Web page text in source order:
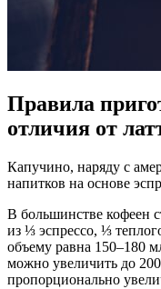
Правила
отличия от
Капучино, наряду с
напитков на основе
В большинстве кофеен
из ⅓ эспрессо, ⅓
объему равна 150–180
можно увеличить до
пропорционально